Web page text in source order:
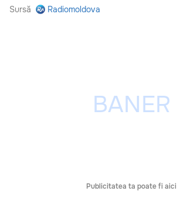
Sursă Radiomoldova
Publicitatea ta poate fi aici